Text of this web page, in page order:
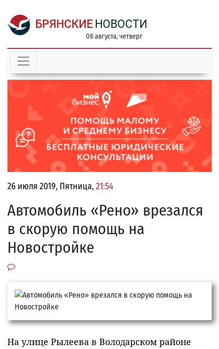
БРЯНСКИЕ НОВОСТИ
06 августа, четверг
26 июля 2019, Пятница, 21:54
Автомобиль «Рено» врезался
в скорую помощь на
Новостройке
На улице Рылеева в Володарском районе